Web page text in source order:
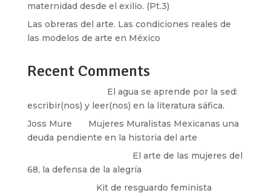
maternidad desde el exilio. (Pt.3)
Las obreras del arte. Las condiciones reales de
las modelos de arte en México
Recent Comments
El agua se aprende por la sed:
escribir(nos) y leer(nos) en la literatura sáfica.
Joss Mure
Mujeres Muralistas Mexicanas una
deuda pendiente en la historia del arte
El arte de las mujeres del
68, la defensa de la alegría
Kit de resguardo feminista